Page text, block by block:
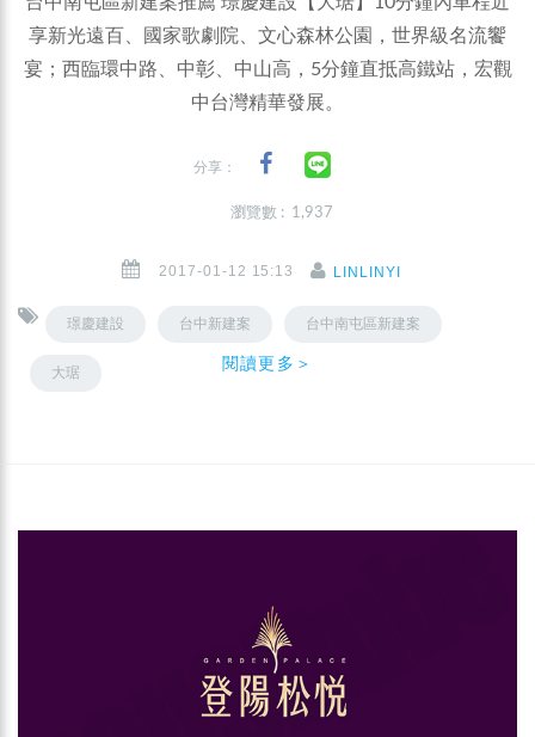
享新光遠百、國家歌劇院、文心森林公園，世界級名流饗
宴；西臨環中路、中彰、中山高，5分鐘直抵高鐵站，宏觀
中台灣精華發展。
分享：
瀏覽數 : 1,937
2017-01-12 15:13 LINLINYI
璟慶建設 台中新建案 台中南屯區新建案
大琚 閱讀更多＞